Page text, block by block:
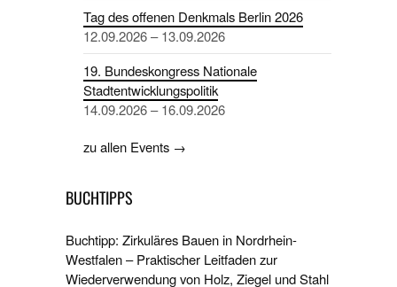
Tag des offenen Denkmals Berlin 2026
12.09.2026 – 13.09.2026
19. Bundeskongress Nationale
Stadtentwicklungspolitik
14.09.2026 – 16.09.2026
zu allen Events →
BUCHTIPPS
Buchtipp: Zirkuläres Bauen in Nordrhein-
Westfalen – Praktischer Leitfaden zur
Wiederverwendung von Holz, Ziegel und Stahl